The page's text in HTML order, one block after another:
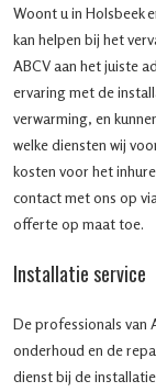
Woont u in Holsbeek
kan helpen bij het
ABCV aan het juiste
ervaring met de
verwarming, en
welke diensten wij
kosten voor het
contact met ons op
offerte op maat toe.
Installatie service
De professionals van
onderhoud en de
dienst bij de